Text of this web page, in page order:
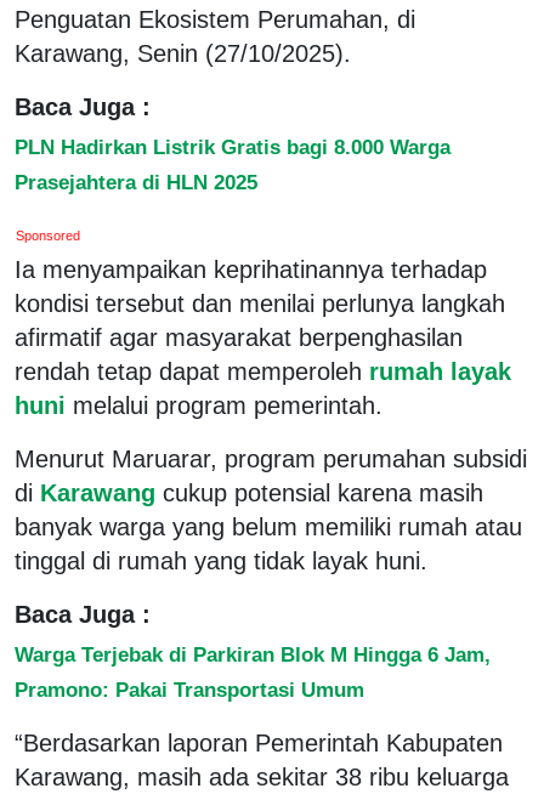
Penguatan Ekosistem Perumahan, di
Karawang, Senin (27/10/2025).
Baca Juga :
PLN Hadirkan Listrik Gratis bagi 8.000 Warga
Prasejahtera di HLN 2025
Sponsored
Ia menyampaikan keprihatinannya terhadap
kondisi tersebut dan menilai perlunya langkah
afirmatif agar masyarakat berpenghasilan
rendah tetap dapat memperoleh rumah layak
huni melalui program pemerintah.
Menurut Maruarar, program perumahan subsidi
di Karawang cukup potensial karena masih
banyak warga yang belum memiliki rumah atau
tinggal di rumah yang tidak layak huni.
Baca Juga :
Warga Terjebak di Parkiran Blok M Hingga 6 Jam,
Pramono: Pakai Transportasi Umum
“Berdasarkan laporan Pemerintah Kabupaten
Karawang, masih ada sekitar 38 ribu keluarga